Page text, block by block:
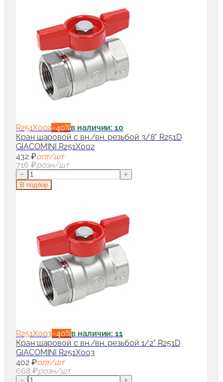
R251X002−40%в наличии: 10
Кран шаровой с вн./вн. резьбой 3/8" R251D
GIACOMINI R251X002
432 ₽опт/шт
716 ₽розн/шт
−
+
В подбор
R251X003−40%в наличии: 11
Кран шаровой с вн./вн. резьбой 1/2" R251D
GIACOMINI R251X003
402 ₽опт/шт
668 ₽розн/шт
− +